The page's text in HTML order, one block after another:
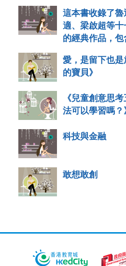
這本書收錄了
適、梁啟超等
的經典作品，包
愛，是留下也
的寶貝》
《兒童創意思
法可以學習嗎？
科技與金融
敢想敢創